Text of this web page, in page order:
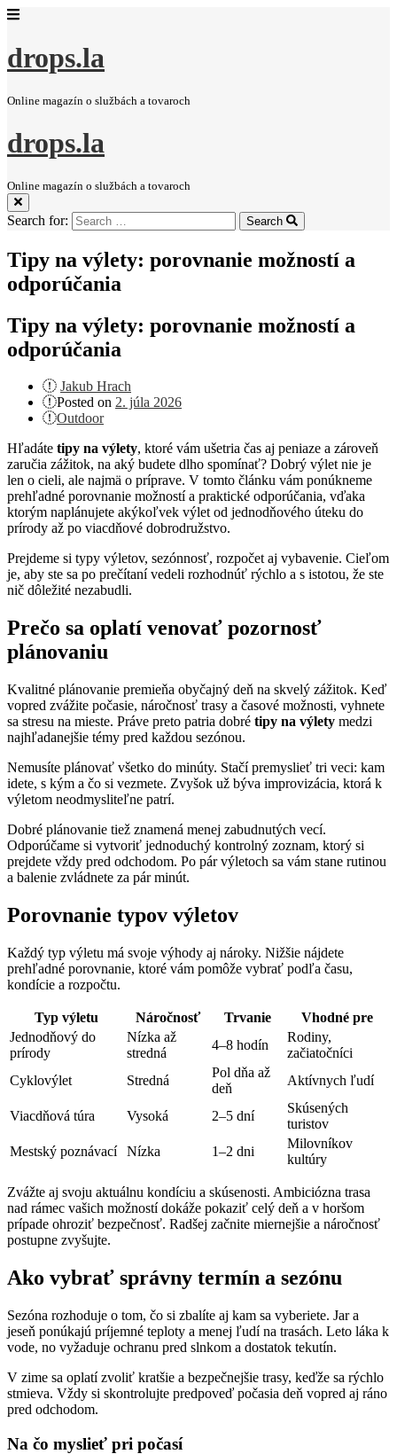
drops.la
Online magazín o službách a tovaroch
drops.la
Online magazín o službách a tovaroch
Search for: Search
Tipy na výlety: porovnanie možností a
odporúčania
Tipy na výlety: porovnanie možností a
odporúčania
Jakub Hrach
Posted on 2. júla 2026
Outdoor
Hľadáte tipy na výlety, ktoré vám ušetria čas aj peniaze a zároveň
zaručia zážitok, na aký budete dlho spomínať? Dobrý výlet nie je
len o cieli, ale najmä o príprave. V tomto článku vám ponúkneme
prehľadné porovnanie možností a praktické odporúčania, vďaka
ktorým naplánujete akýkoľvek výlet od jednodňového úteku do
prírody až po viacdňové dobrodružstvo.
Prejdeme si typy výletov, sezónnosť, rozpočet aj vybavenie. Cieľom
je, aby ste sa po prečítaní vedeli rozhodnúť rýchlo a s istotou, že ste
nič dôležité nezabudli.
Prečo sa oplatí venovať pozornosť
plánovaniu
Kvalitné plánovanie premieňa obyčajný deň na skvelý zážitok. Keď
vopred zvážite počasie, náročnosť trasy a časové možnosti, vyhnete
sa stresu na mieste. Práve preto patria dobré tipy na výlety medzi
najhľadanejšie témy pred každou sezónou.
Nemusíte plánovať všetko do minúty. Stačí premyslieť tri veci: kam
idete, s kým a čo si vezmete. Zvyšok už býva improvizácia, ktorá k
výletom neodmysliteľne patrí.
Dobré plánovanie tiež znamená menej zabudnutých vecí.
Odporúčame si vytvoriť jednoduchý kontrolný zoznam, ktorý si
prejdete vždy pred odchodom. Po pár výletoch sa vám stane rutinou
a balenie zvládnete za pár minút.
Porovnanie typov výletov
Každý typ výletu má svoje výhody aj nároky. Nižšie nájdete
prehľadné porovnanie, ktoré vám pomôže vybrať podľa času,
kondície a rozpočtu.
Typ výletu Náročnosť Trvanie
Vhodné pre
Jednodňový do
prírody
Nízka až
stredná
4–8 hodín
Rodiny,
začiatočníci
Cyklovýlet
Stredná
Pol dňa až
deň
Aktívnych ľudí
Viacdňová túra Vysoká 2–5 dní
Skúsených
turistov
Mestský poznávací
Nízka 1–2 dni
Milovníkov
kultúry
Zvážte aj svoju aktuálnu kondíciu a skúsenosti. Ambiciózna trasa
nad rámec vašich možností dokáže pokaziť celý deň a v horšom
prípade ohroziť bezpečnosť. Radšej začnite miernejšie a náročnosť
postupne zvyšujte.
Ako vybrať správny termín a sezónu
Sezóna rozhoduje o tom, čo si zbalíte aj kam sa vyberiete. Jar a
jeseň ponúkajú príjemné teploty a menej ľudí na trasách. Leto láka k
vode, no vyžaduje ochranu pred slnkom a dostatok tekutín.
V zime sa oplatí zvoliť kratšie a bezpečnejšie trasy, keďže sa rýchlo
stmieva. Vždy si skontrolujte predpoveď počasia deň vopred aj ráno
pred odchodom.
Na čo myslieť pri počasí